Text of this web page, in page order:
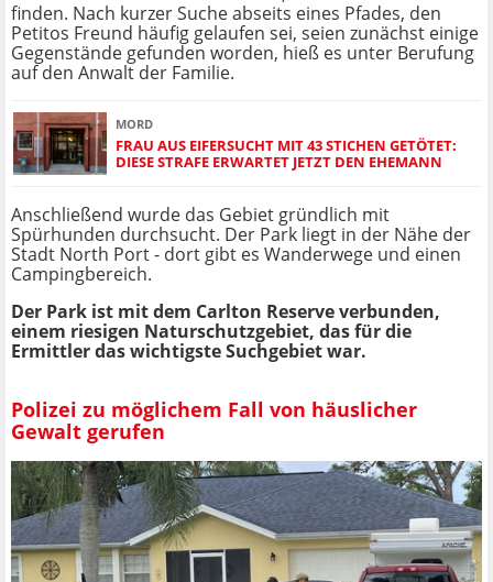
finden. Nach kurzer Suche abseits eines Pfades, den
Petitos Freund häufig gelaufen sei, seien zunächst einige
Gegenstände gefunden worden, hieß es unter Berufung
auf den Anwalt der Familie.
MORD
FRAU AUS EIFERSUCHT MIT 43 STICHEN GETÖTET:
DIESE STRAFE ERWARTET JETZT DEN EHEMANN
Anschließend wurde das Gebiet gründlich mit
Spürhunden durchsucht. Der Park liegt in der Nähe der
Stadt North Port - dort gibt es Wanderwege und einen
Campingbereich.
Der Park ist mit dem Carlton Reserve verbunden,
einem riesigen Naturschutzgebiet, das für die
Ermittler das wichtigste Suchgebiet war.
Polizei zu möglichem Fall von häuslicher
Gewalt gerufen